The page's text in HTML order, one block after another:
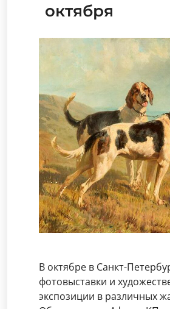
октября
В октябре в Санкт-
фотовыставки и
экспозиции в различных